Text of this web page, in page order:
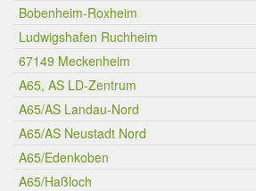
Bobenheim-Roxheim
Ludwigshafen Ruchheim
67149 Meckenheim
A65, AS LD-Zentrum
A65/AS Landau-Nord
A65/AS Neustadt Nord
A65/Edenkoben
A65/Haßloch